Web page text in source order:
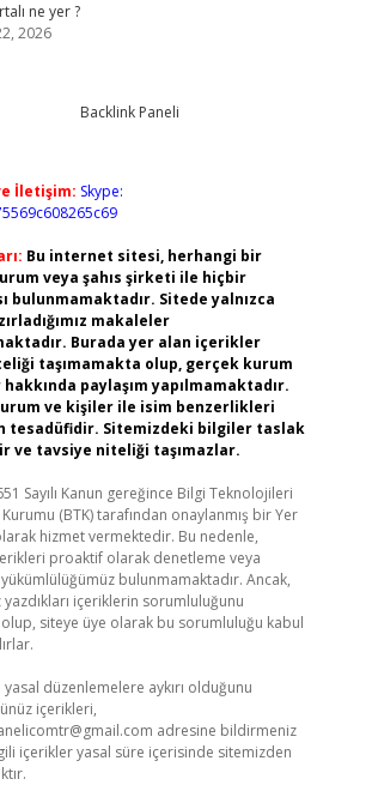
ne yer ?
2026
İletişim: Skype:
Bu internet sitesi, herhangi bir
veya şahıs şirketi ile hiçbir
bulunmamaktadır. Sitede yalnızca
makaleler
Burada yer alan içerikler
taşımamakta olup, gerçek kurum
paylaşım yapılmamaktadır.
ve kişiler ile isim benzerlikleri
tesadüfidir. Sitemizdeki bilgiler taslak
ve tavsiye niteliği taşımazlar.
Sayılı Kanun gereğince Bilgi Teknolojileri
(BTK) tarafından onaylanmış bir Yer
olarak hizmet vermektedir. Bu nedenle,
proaktif olarak denetleme veya
bulunmamaktadır. Ancak,
içeriklerin sorumluluğunu
olup, siteye üye olarak bu sorumluluğu kabul
yasal düzenlemelere aykırı olduğunu
içerikleri,
adresine bildirmeniz
içerikler yasal süre içerisinde sitemizden